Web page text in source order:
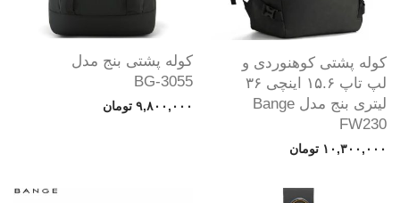
کوله پشتی کوهنوردی و
لپ تاپ ۱۵.۶ اینچی ۳۶
لیتری بنج مدل Bange
FW230
۱۰,۳۰۰,۰۰۰ تومان
کوله پشتی بنج مدل
BG-3055
۹,۸۰۰,۰۰۰ تومان